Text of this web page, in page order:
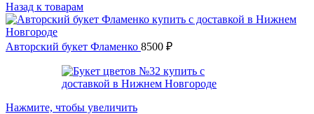
Назад к товарам
Авторский букет Фламенко 8500 ₽
Нажмите, чтобы увеличить